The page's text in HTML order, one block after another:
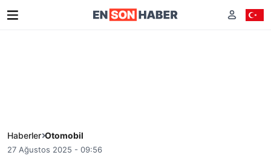
Haberler Otomobil
27 Ağustos 2025 - 09:56